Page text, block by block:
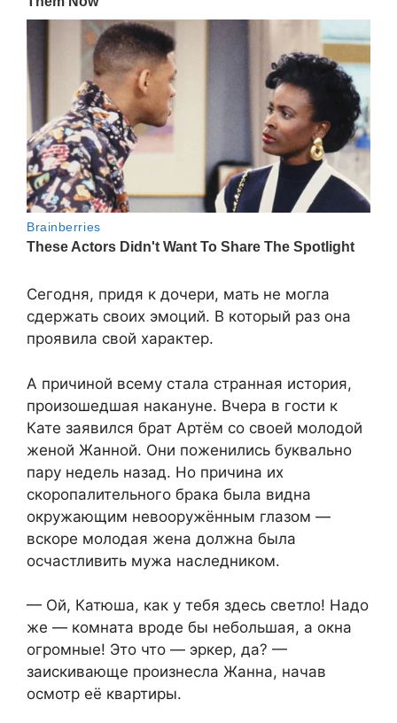
Сегодня, придя к дочери, мать не могла
сдержать своих эмоций. В который раз она
проявила свой характер.
А причиной всему стала странная история,
произошедшая накануне. Вчера в гости к
Кате заявился брат Артём со своей молодой
женой Жанной. Они поженились буквально
пару недель назад. Но причина их
скоропалительного брака была видна
окружающим невооружённым глазом —
вскоре молодая жена должна была
осчастливить мужа наследником.
— Ой, Катюша, как у тебя здесь светло! Надо
же — комната вроде бы небольшая, а окна
огромные! Это что — эркер, да? —
заискивающе произнесла Жанна, начав
осмотр её квартиры.